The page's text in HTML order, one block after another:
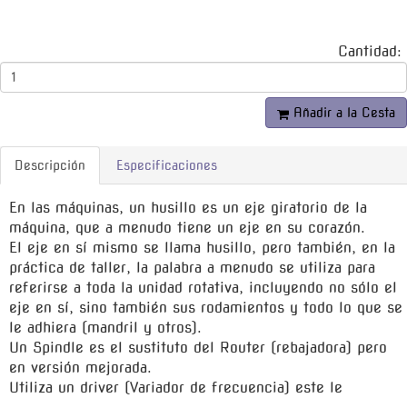
Cantidad:
Añadir a la Cesta
Descripción Especificaciones
En las máquinas, un husillo es un eje giratorio de la
máquina, que a menudo tiene un eje en su corazón.
El eje en sí mismo se llama husillo, pero también, en la
práctica de taller, la palabra a menudo se utiliza para
referirse a toda la unidad rotativa, incluyendo no sólo el
eje en sí, sino también sus rodamientos y todo lo que se
le adhiera (mandril y otros).
Un Spindle es el sustituto del Router (rebajadora) pero
en versión mejorada.
Utiliza un driver (Variador de frecuencia) este le